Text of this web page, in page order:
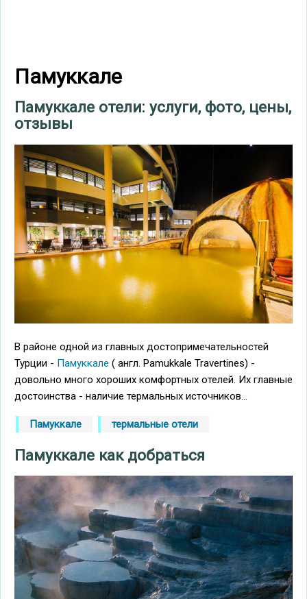
Памуккале
Памуккале отели: услуги, фото, цены,
отзывы
В районе одной из главных достопримечательностей
Турции - Памуккале ( англ. Pamukkale Travertines) -
довольно много хороших комфортных отелей. Их главные
достоинства - наличие термальных источников...
Памуккале термальные отели
Памуккале как добраться